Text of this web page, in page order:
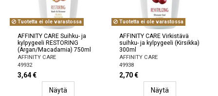
Tuotetta ei ole varastossa
AFFINITY CARE Suihku- ja
kylpygeeli RESTORING
(Argan/Macadamia) 750ml
AFFINITY CARE
49932
3,64 €
Näytä
Tuotetta ei ole varastossa
AFFINITY CARE Virkistävä
suihku- ja kylpygeeli (Kirsikka)
300ml
AFFINITY CARE
49938
2,70 €
Näytä